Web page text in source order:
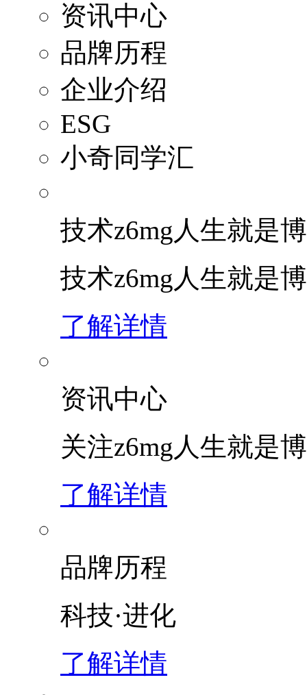
资讯中心
品牌历程
企业介绍
ESG
小奇同学汇
技术z6mg人生就是博
技术z6mg人生就是
了解详情
资讯中心
关注z6mg人生就是博
了解详情
品牌历程
科技·进化
了解详情